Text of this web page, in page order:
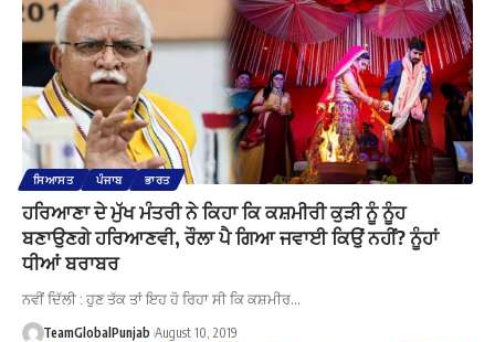
ਸਿਆਸਤ ਪੰਜਾਬ ਭਾਰਤ
ਹਰਿਆਣਾ ਦੇ ਮੁੱਖ ਮੰਤਰੀ ਨੇ ਕਿਹਾ ਕਿ ਕਸ਼ਮੀਰੀ ਕੁੜੀ ਨੂੰ ਨੂੰਹ
ਬਣਾਉਣਗੇ ਹਰਿਆਣਵੀ, ਰੌਲਾ ਪੈ ਗਿਆ ਜਵਾਈ ਕਿਉਂ ਨਹੀਂ? ਨੂੰਹਾਂ
ਧੀਆਂ ਬਰਾਬਰ
ਨਵੀਂ ਦਿੱਲੀ : ਹੁਣ ਤੱਕ ਤਾਂ ਇਹ ਹੋ ਰਿਹਾ ਸੀ ਕਿ ਕਸ਼ਮੀਰ…
TeamGlobalPunjab August 10, 2019